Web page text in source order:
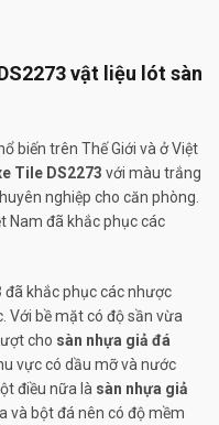
vật liệu lót sàn
biến trên Thế Giới và ở Việt
Tile DS2273 với màu trắng
nghiệp cho căn phòng.
Nam đã khắc phục các
đã khắc phục các nhược
Với bề mặt có độ sần vừa
cho sàn nhựa giả đá
vực có dầu mỡ và nước
điều nữa là sàn nhựa giả
và bột đá nên có độ mềm